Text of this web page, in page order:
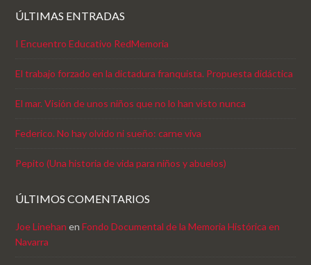
ÚLTIMAS ENTRADAS
I Encuentro Educativo RedMemoria
El trabajo forzado en la dictadura franquista. Propuesta didáctica
El mar. Visión de unos niños que no lo han visto nunca
Federico. No hay olvido ni sueño: carne viva
Pepito (Una historia de vida para niños y abuelos)
ÚLTIMOS COMENTARIOS
Joe Linehan enFondo Documental de la Memoria Histórica en
Navarra